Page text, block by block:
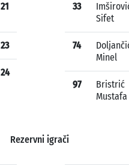
21
23
24
33
Sifet
74
Minel
97
Bristrić
Mustafa
Rezervni igrači